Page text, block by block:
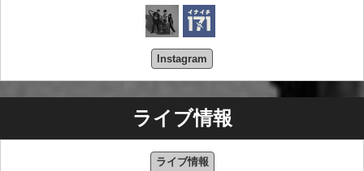
Instagram
ライブ情報
ライブ情報